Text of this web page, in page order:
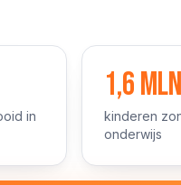
in
1,6 mln
kinderen
onderwijs